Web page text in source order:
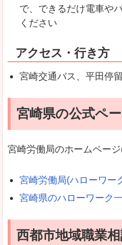
で、できるだけ電車や
ください
アクセス・行き方
宮崎交通バス、平田停
宮崎県の公式ペ
宮崎労働局のホームペー
宮崎労働局(ハローワー
宮崎県のハローワーク
西都市地域職業